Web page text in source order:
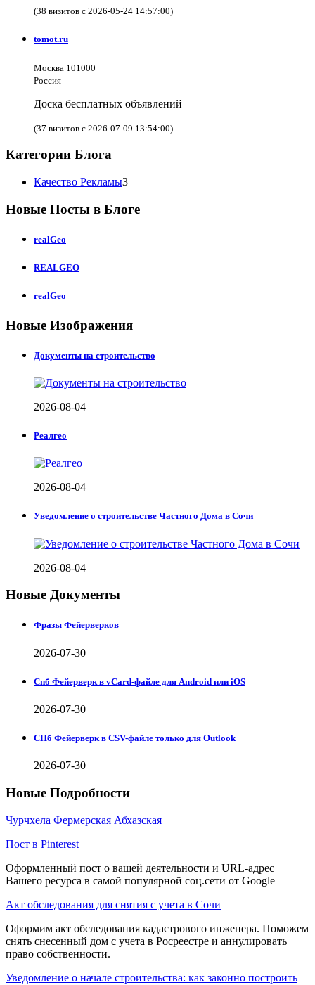
(38 визитов с 2026-05-24 14:57:00)
tomot.ru
Москва 101000
Россия
Доска бесплатных объявлений
(37 визитов с 2026-07-09 13:54:00)
Категории Блога
Качество Рекламы3
Новые Посты в Блоге
realGeo
REALGEO
realGeo
Новые Изображения
Документы на строительство
2026-08-04
Реалгео
2026-08-04
Уведомление о строительстве Частного Дома в Сочи
2026-08-04
Новые Документы
Фразы Фейерверков
2026-07-30
Спб Фейерверк в vCard-файле для Android или iOS
2026-07-30
СПб Фейерверк в CSV-файле только для Outlook
2026-07-30
Новые Подробности
Чурчхела Фермерская Абхазская
Пост в Pinterest
Оформленный пост о вашей деятельности и URL-адрес
Вашего ресурса в самой популярной соц.сети от Google
Акт обследования для снятия с учета в Сочи
Оформим акт обследования кадастрового инженера. Поможем
снять снесенный дом с учета в Росреестре и аннулировать
право собственности.
Уведомление о начале строительства: как законно построить